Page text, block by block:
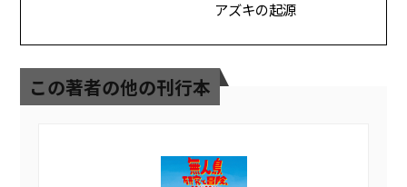
アズキの起源
この著者の他の刊行本